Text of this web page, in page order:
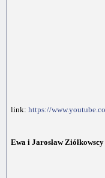
link: https://
Ewa i Jarosław